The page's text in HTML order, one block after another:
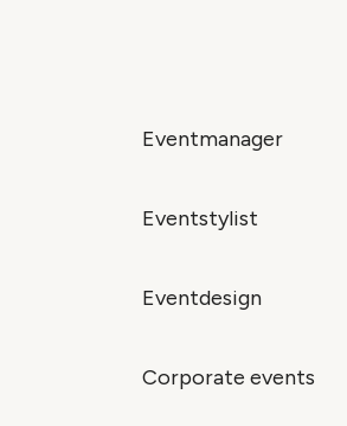
Eventmanager
Eventstylist
Eventdesign
Corporate events